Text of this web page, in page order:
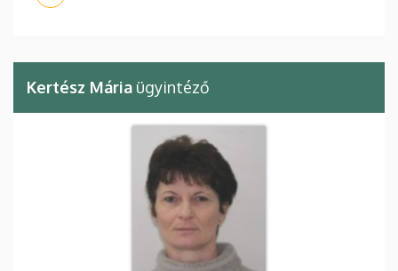
Kertész Mária ügyintéző